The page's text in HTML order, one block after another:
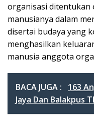
organisasi ditentukan
manusianya dalam
disertai budaya yang
menghasilkan
manusia anggota
BACA JUGA :
163
Jaya Dan Balakpus